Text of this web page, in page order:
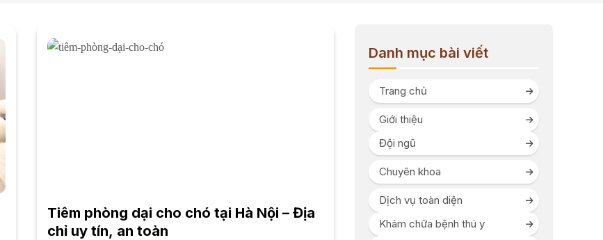
Tiêm phòng dại cho chó tại Hà Nội – Địa
chỉ uy tín, an toàn
Danh mục bài viết
Trang chủ
Giới thiệu
Đội ngũ
Chuyên khoa
Dịch vụ toàn diện
Khám chữa bệnh thú y